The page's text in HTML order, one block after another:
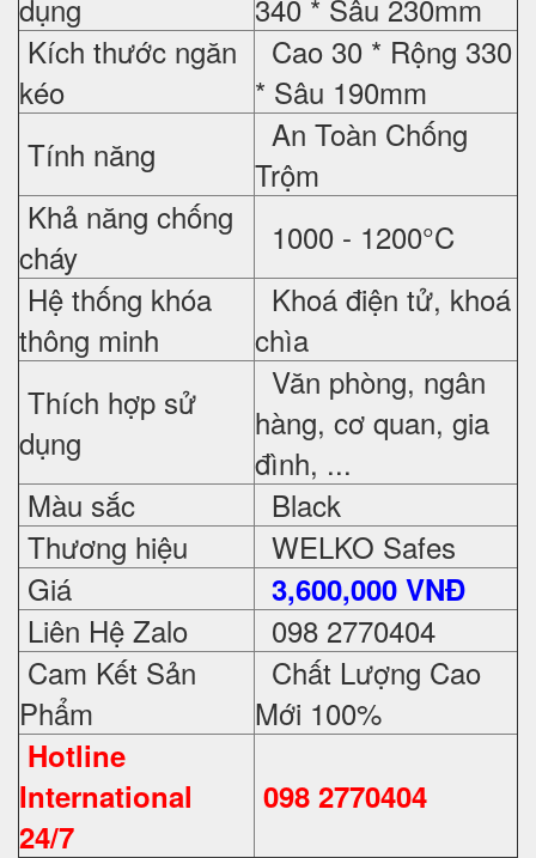
dụng
340 * Sâu 230mm
Kích thước ngăn
kéo
Cao 30 * Rộng 330
* Sâu 190mm
Tính năng
An Toàn Chống
Trộm
Khả năng chống
cháy
1000 - 1200°C
Hệ thống khóa
thông minh
Khoá điện tử, khoá
chìa
Thích hợp sử
dụng
Văn phòng, ngân
hàng, cơ quan, gia
đình, ...
Màu sắc
Black
Thương hiệu
WELKO Safes
Giá
3,600,000 VNĐ
Liên Hệ Zalo
098 2770404
Cam Kết Sản
Phẩm
Chất Lượng Cao
Mới 100%
Hotline
International
24/7
098 2770404